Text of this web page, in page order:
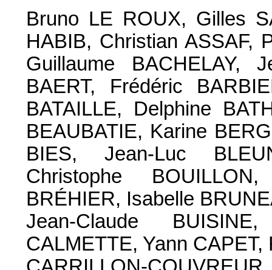
Bruno LE ROUX, Gilles
HABIB, Christian ASSAF,
Guillaume BACHELAY,
BAERT, Frédéric
BATAILLE, Delphine
BEAUBATIE, Karine
BIES, Jean-Luc
Christophe
BRÉHIER, Isabelle
Jean-Claude
CALMETTE, Yann